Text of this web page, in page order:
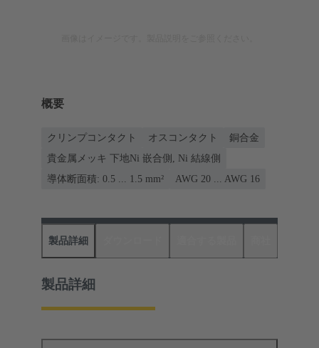
概要
クリンプコンタクト オスコンタクト
銅合金
貴金属メッキ 下地Ni 嵌合側, Ni 結線側
導体断面積: 0.5 ... 1.5 mm²
AWG 20 ... AWG 16
製品詳細
製品詳細